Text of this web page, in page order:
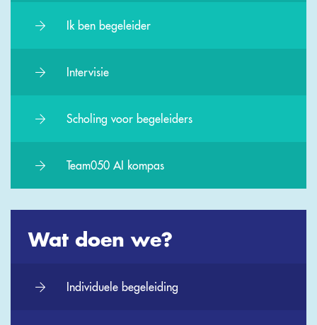
Ik ben begeleider
Intervisie
Scholing voor begeleiders
Team050 AI kompas
Wat doen we?
Individuele begeleiding